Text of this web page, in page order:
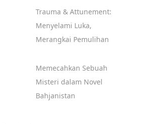
Trauma & Attunement:
Menyelami Luka,
Merangkai Pemulihan
Memecahkan Sebuah
Misteri dalam Novel
Bahjanistan